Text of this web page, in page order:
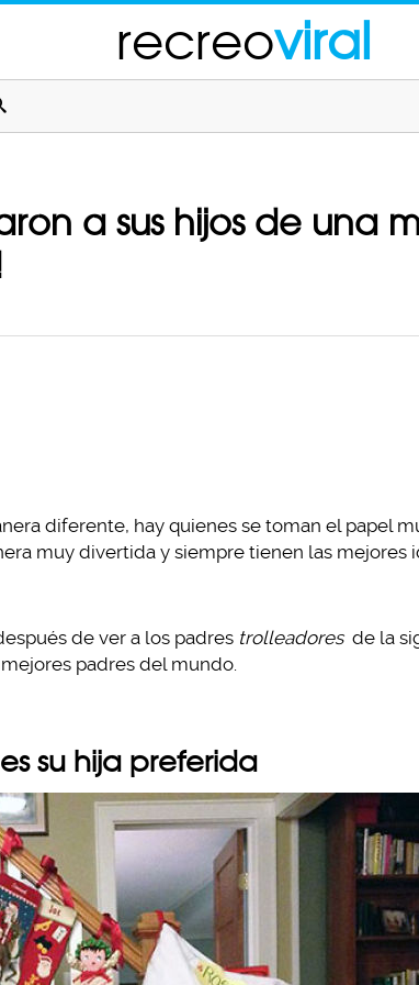
recreoviral
a sus hijos de una
diferente, hay quienes se toman el papel
muy divertida y siempre tienen las mejores
de ver a los padres trolleadores de la
padres del mundo.
su hija preferida